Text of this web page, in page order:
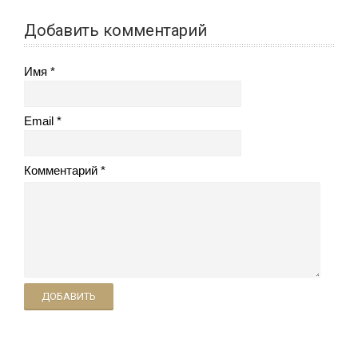
Добавить комментарий
Имя
Email
Комментарий
ДОБАВИТЬ